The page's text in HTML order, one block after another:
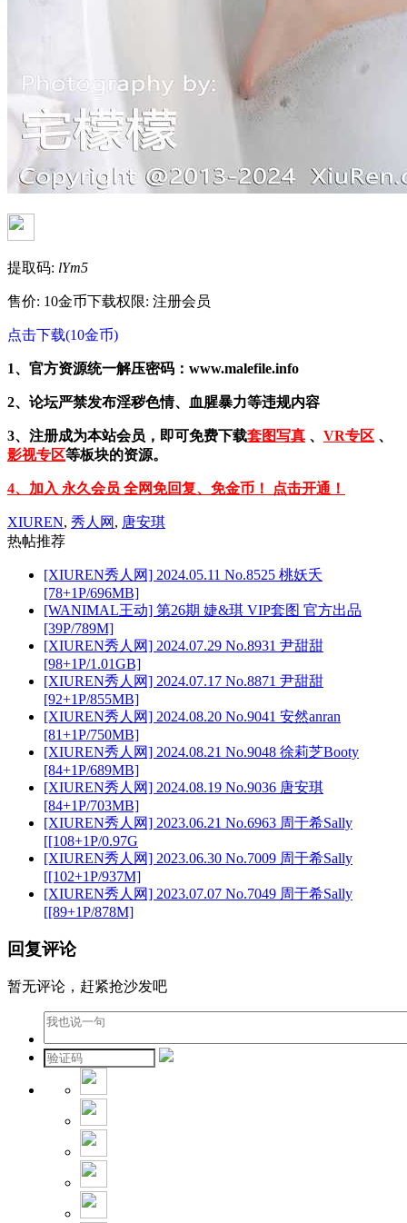
提取码: lYm5
售价: 10金币下载权限: 注册会员
点击下载(10金币)
1、官方资源统一解压密码：www.malefile.info
2、论坛严禁发布淫秽色情、血腥暴力等违规内容
3、注册成为本站会员，即可免费下载套图写真 、 VR专区 、
影视专区等板块的资源。
4、加入 永久会员 全网免回复、免金币！ 点击开通！
XIUREN, 秀人网 , 唐安琪
热帖推荐
[XIUREN秀人网] 2024.05.11 No.8525 桃妖夭
[78+1P/696MB]
[WANIMAL王动] 第26期 婕&琪 VIP套图 官方出品
[39P/789M]
[XIUREN秀人网] 2024.07.29 No.8931 尹甜甜
[98+1P/1.01GB]
[XIUREN秀人网] 2024.07.17 No.8871 尹甜甜
[92+1P/855MB]
[XIUREN秀人网] 2024.08.20 No.9041 安然anran
[81+1P/750MB]
[XIUREN秀人网] 2024.08.21 No.9048 徐莉芝Booty
[84+1P/689MB]
[XIUREN秀人网] 2024.08.19 No.9036 唐安琪
[84+1P/703MB]
[XIUREN秀人网] 2023.06.21 No.6963 周于希Sally
[[108+1P/0.97G
[XIUREN秀人网] 2023.06.30 No.7009 周于希Sally
[[102+1P/937M]
[XIUREN秀人网] 2023.07.07 No.7049 周于希Sally
[[89+1P/878M]
回复评论
暂无评论，赶紧抢沙发吧